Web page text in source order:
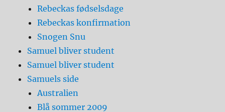
Rebeckas fødselsdage
Rebeckas konfirmation
Snogen Snu
Samuel bliver student
Samuel bliver student
Samuels side
Australien
Blå sommer 2009